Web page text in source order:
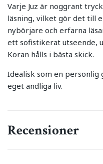
Varje Juz är noggrant
läsning, vilket gör det till
nybörjare och erfarna
ett sofistikerat utseende,
Koran hålls i bästa skick.
Idealisk som en
eget andliga liv.
Recensioner